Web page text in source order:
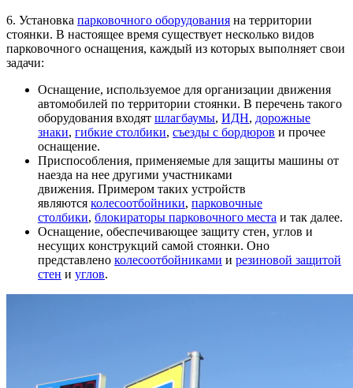
6. Установка парковочного оборудования на территории
стоянки. В настоящее время существует несколько видов
парковочного оснащения, каждый из которых выполняет свои
задачи:
Оснащение, используемое для организации движения
автомобилей по территории стоянки. В перечень такого
оборудования входят шлагбаумы, ИДН, дорожные
знаки, гибкие столбики, съезды с бордюров и прочее
оснащение.
Приспособления, применяемые для защиты машины от
наезда на нее другими участниками
движения. Примером таких устройств
являются колесоотбойники, парковочные
столбики, блокираторы парковочного места и так далее.
Оснащение, обеспечивающее защиту стен, углов и
несущих конструкций самой стоянки. Оно
представлено колесоотбойниками и резиновой защитой
стен и углов.